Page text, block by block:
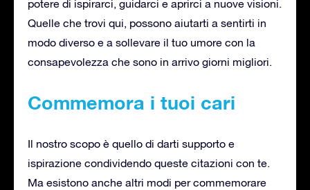
potere di ispirarci, guidarci e aprirci a nuove visioni.
Quelle che trovi qui, possono aiutarti a sentirti in
modo diverso e a sollevare il tuo umore con la
consapevolezza che sono in arrivo giorni migliori.
Commemora i tuoi cari
Il nostro scopo è quello di darti supporto e
ispirazione condividendo queste citazioni con te.
Ma esistono anche altri modi per commemorare